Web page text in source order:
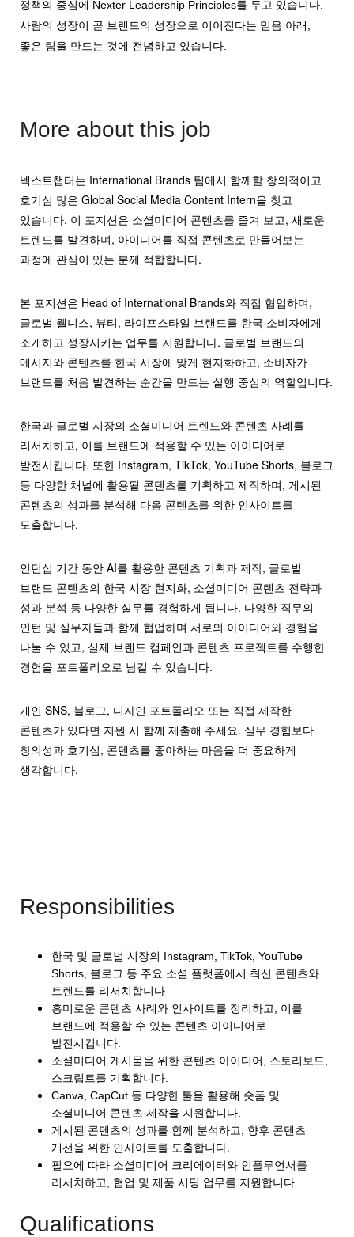
정책의 중심에 Nexter Leadership Principles를 두고 있습니다.
사람의 성장이 곧 브랜드의 성장으로 이어진다는 믿음 아래,
좋은 팀을 만드는 것에 전념하고 있습니다.
More about this job
넥스트챕터는 International Brands 팀에서 함께할 창의적이고
호기심 많은 Global Social Media Content Intern을 찾고
있습니다. 이 포지션은 소셜미디어 콘텐츠를 즐겨 보고, 새로운
트렌드를 발견하며, 아이디어를 직접 콘텐츠로 만들어보는
과정에 관심이 있는 분께 적합합니다.
본 포지션은 Head of International Brands와 직접 협업하며,
글로벌 웰니스, 뷰티, 라이프스타일 브랜드를 한국 소비자에게
소개하고 성장시키는 업무를 지원합니다. 글로벌 브랜드의
메시지와 콘텐츠를 한국 시장에 맞게 현지화하고, 소비자가
브랜드를 처음 발견하는 순간을 만드는 실행 중심의 역할입니다.
한국과 글로벌 시장의 소셜미디어 트렌드와 콘텐츠 사례를
리서치하고, 이를 브랜드에 적용할 수 있는 아이디어로
발전시킵니다. 또한 Instagram, TikTok, YouTube Shorts, 블로그
등 다양한 채널에 활용될 콘텐츠를 기획하고 제작하며, 게시된
콘텐츠의 성과를 분석해 다음 콘텐츠를 위한 인사이트를
도출합니다.
인턴십 기간 동안 AI를 활용한 콘텐츠 기획과 제작, 글로벌
브랜드 콘텐츠의 한국 시장 현지화, 소셜미디어 콘텐츠 전략과
성과 분석 등 다양한 실무를 경험하게 됩니다. 다양한 직무의
인턴 및 실무자들과 함께 협업하며 서로의 아이디어와 경험을
나눌 수 있고, 실제 브랜드 캠페인과 콘텐츠 프로젝트를 수행한
경험을 포트폴리오로 남길 수 있습니다.
개인 SNS, 블로그, 디자인 포트폴리오 또는 직접 제작한
콘텐츠가 있다면 지원 시 함께 제출해 주세요. 실무 경험보다
창의성과 호기심, 콘텐츠를 좋아하는 마음을 더 중요하게
생각합니다.
Responsibilities
한국 및 글로벌 시장의 Instagram, TikTok, YouTube
Shorts, 블로그 등 주요 소셜 플랫폼에서 최신 콘텐츠와
트렌드를 리서치합니다
흥미로운 콘텐츠 사례와 인사이트를 정리하고, 이를
브랜드에 적용할 수 있는 콘텐츠 아이디어로
발전시킵니다.
소셜미디어 게시물을 위한 콘텐츠 아이디어, 스토리보드,
스크립트를 기획합니다.
Canva, CapCut 등 다양한 툴을 활용해 숏폼 및
소셜미디어 콘텐츠 제작을 지원합니다.
게시된 콘텐츠의 성과를 함께 분석하고, 향후 콘텐츠
개선을 위한 인사이트를 도출합니다.
필요에 따라 소셜미디어 크리에이터와 인플루언서를
리서치하고, 협업 및 제품 시딩 업무를 지원합니다.
Qualifications